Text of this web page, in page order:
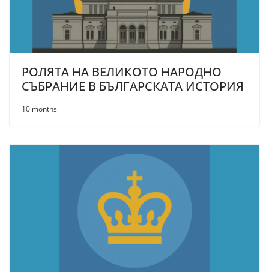
РОЛЯТА НА ВЕЛИКОТО НАРОДНО
СЪБРАНИЕ В БЪЛГАРСКАТА ИСТОРИЯ
10 months